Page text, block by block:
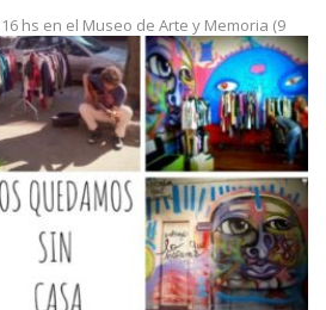
hs en el Museo de Arte y Memoria (9
un taller orientado para ...